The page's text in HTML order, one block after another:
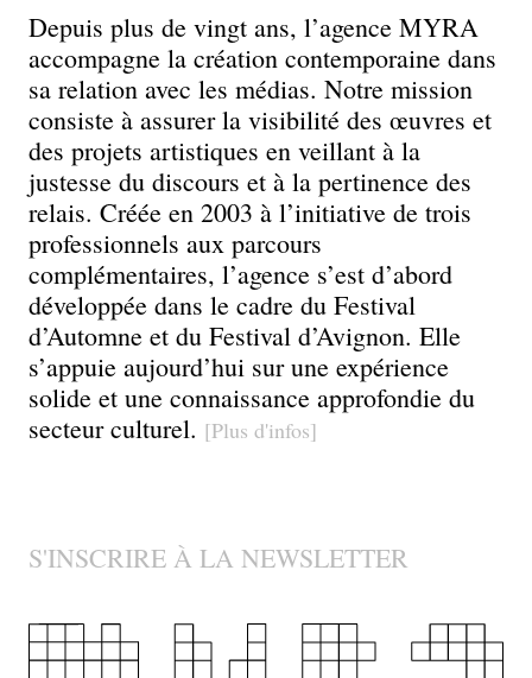
presse
et
communication
pour
la
création
contemporaine
Depuis plus de vingt ans, l’agence MYRA
accompagne la création contemporaine dans
sa relation avec les médias. Notre mission
consiste à assurer la visibilité des œuvres et
des projets artistiques en veillant à la
justesse du discours et à la pertinence des
relais. Créée en 2003 à l’initiative de trois
professionnels aux parcours
complémentaires, l’agence s’est d’abord
développée dans le cadre du Festival
d’Automne et du Festival d’Avignon. Elle
s’appuie aujourd’hui sur une expérience
solide et une connaissance approfondie du
secteur culturel. [Plus d'infos]
S'INSCRIRE À LA NEWSLETTER